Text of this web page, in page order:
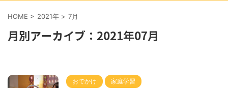
HOME > 2021年 > 7月
月別アーカイブ：2021年07月
おでかけ 家庭学習